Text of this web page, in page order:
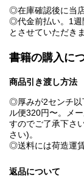
◎在庫確認後に当
◎代金前払い。1週
とさせていただきま
書籍の購入に
商品引き渡し方法
◎厚みが2センチ以
ル便320円〜。メ
すのでご了承下さ
さい)。
◎送料には荷造運
返品について